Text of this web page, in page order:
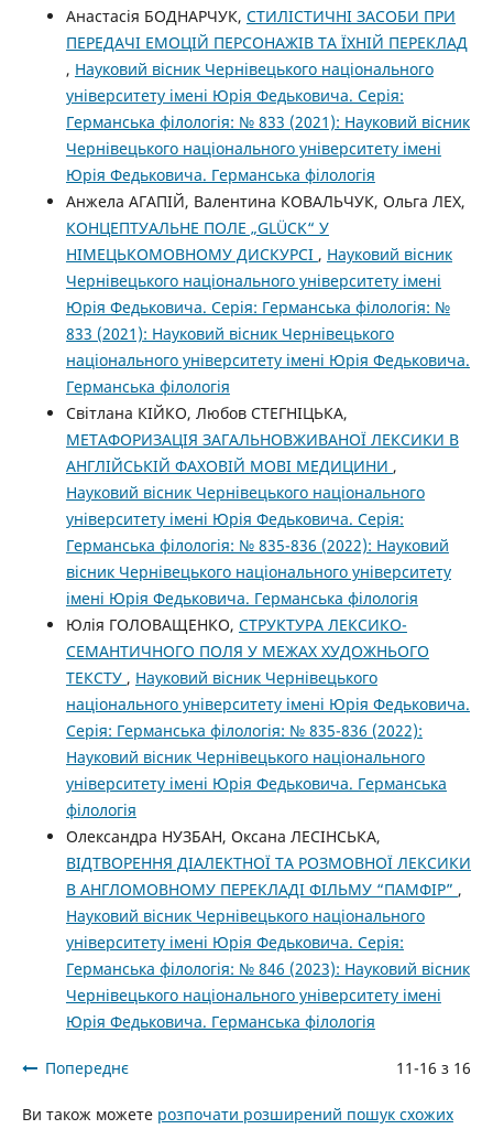
Анастасія БОДНАРЧУК, СТИЛІСТИЧНІ ЗАСОБИ ПРИ
ПЕРЕДАЧІ ЕМОЦІЙ ПЕРСОНАЖІВ ТА ЇХНІЙ ПЕРЕКЛАД
, Науковий вісник Чернівецького національного
університету імені Юрія Федьковича. Серія:
Германська філологія: № 833 (2021): Науковий вісник
Чернівецького національного університету імені
Юрія Федьковича. Германська філологія
Анжела АГАПІЙ, Валентина КОВАЛЬЧУК, Ольга ЛЕХ,
КОНЦЕПТУАЛЬНЕ ПОЛЕ „GLÜCK“ У
НІМЕЦЬКОМОВНОМУ ДИСКУРСІ , Науковий вісник
Чернівецького національного університету імені
Юрія Федьковича. Серія: Германська філологія: №
833 (2021): Науковий вісник Чернівецького
національного університету імені Юрія Федьковича.
Германська філологія
Світлана КІЙКО, Любов СТЕГНІЦЬКА,
МЕТАФОРИЗАЦІЯ ЗАГАЛЬНОВЖИВАНОЇ ЛЕКСИКИ В
АНГЛІЙСЬКІЙ ФАХОВІЙ МОВІ МЕДИЦИНИ ,
Науковий вісник Чернівецького національного
університету імені Юрія Федьковича. Серія:
Германська філологія: № 835-836 (2022): Науковий
вісник Чернівецького національного університету
імені Юрія Федьковича. Германська філологія
Юлія ГОЛОВАЩЕНКО, СТРУКТУРА ЛЕКСИКО-
СЕМАНТИЧНОГО ПОЛЯ У МЕЖАХ ХУДОЖНЬОГО
ТЕКСТУ , Науковий вісник Чернівецького
національного університету імені Юрія Федьковича.
Серія: Германська філологія: № 835-836 (2022):
Науковий вісник Чернівецького національного
університету імені Юрія Федьковича. Германська
філологія
Олександра НУЗБАН, Оксана ЛЕСІНСЬКА,
ВІДТВОРЕННЯ ДІАЛЕКТНОЇ ТА РОЗМОВНОЇ ЛЕКСИКИ
В АНГЛОМОВНОМУ ПЕРЕКЛАДІ ФІЛЬМУ “ПАМФІР” ,
Науковий вісник Чернівецького національного
університету імені Юрія Федьковича. Серія:
Германська філологія: № 846 (2023): Науковий вісник
Чернівецького національного університету імені
Юрія Федьковича. Германська філологія
Попереднє 11-16 з 16
Ви також можете розпочати розширений пошук схожих